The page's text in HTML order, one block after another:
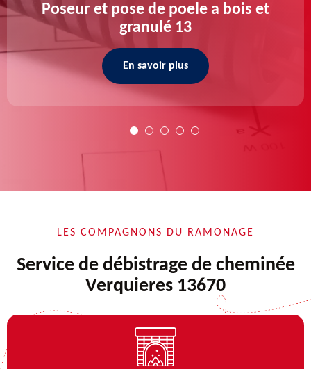
Poseur et pose de poele a bois et
granulé 13
En savoir plus
LES COMPAGNONS DU RAMONAGE
Service de débistrage de cheminée
Verquieres 13670